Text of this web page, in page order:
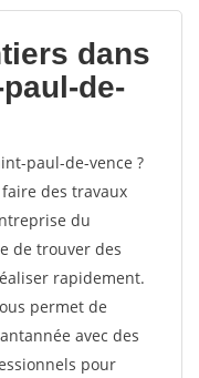
dans
de-
paul-de-vence ?
des travaux
du
de trouver des
rapidement.
permet de
avec des
pour